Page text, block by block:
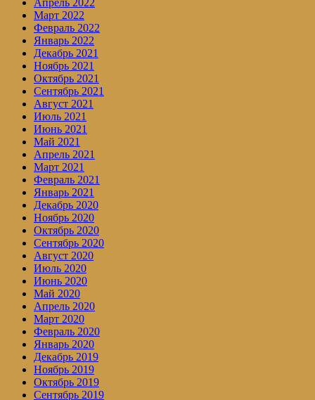
Апрель 2022
Март 2022
Февраль 2022
Январь 2022
Декабрь 2021
Ноябрь 2021
Октябрь 2021
Сентябрь 2021
Август 2021
Июль 2021
Июнь 2021
Май 2021
Апрель 2021
Март 2021
Февраль 2021
Январь 2021
Декабрь 2020
Ноябрь 2020
Октябрь 2020
Сентябрь 2020
Август 2020
Июль 2020
Июнь 2020
Май 2020
Апрель 2020
Март 2020
Февраль 2020
Январь 2020
Декабрь 2019
Ноябрь 2019
Октябрь 2019
Сентябрь 2019